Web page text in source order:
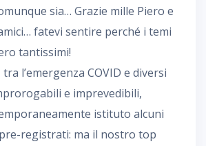
sia… Grazie mille Piero e
fatevi sentire perché i temi
tantissimi!
l’emergenza COVID e diversi
e imprevedibili,
istituto alcuni
registrati: ma il nostro top